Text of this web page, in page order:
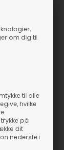
om dig til
til alle
hvilke
på
dit
nederste i
udtryk
knæet. Tilføj
fra
din
Rains.
super let. Den
lommer.
til både
og